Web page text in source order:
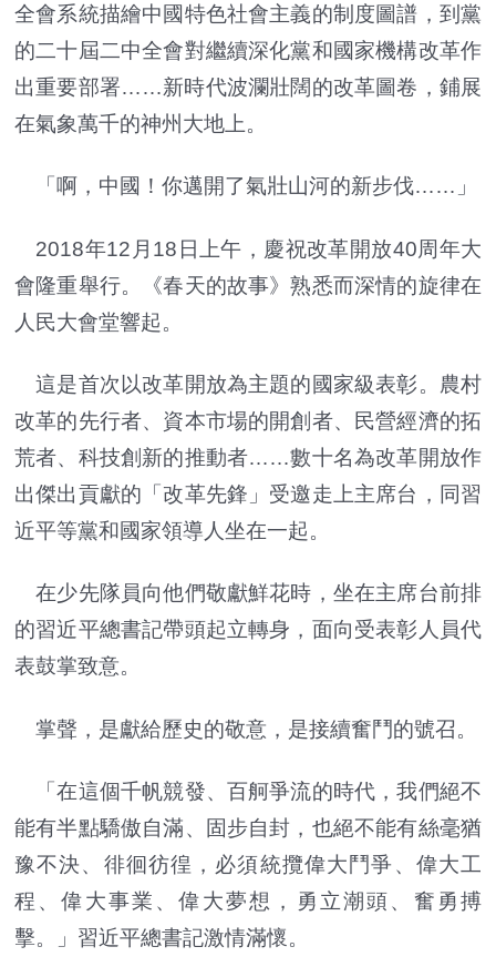
全會系統描繪中國特色社會主義的制度圖譜，到黨
的二十屆二中全會對繼續深化黨和國家機構改革作
出重要部署……新時代波瀾壯闊的改革圖卷，鋪展
在氣象萬千的神州大地上。
「啊，中國！你邁開了氣壯山河的新步伐……」
2018年12月18日上午，慶祝改革開放40周年大
會隆重舉行。《春天的故事》熟悉而深情的旋律在
人民大會堂響起。
這是首次以改革開放為主題的國家級表彰。農村
改革的先行者、資本市場的開創者、民營經濟的拓
荒者、科技創新的推動者……數十名為改革開放作
出傑出貢獻的「改革先鋒」受邀走上主席台，同習
近平等黨和國家領導人坐在一起。
在少先隊員向他們敬獻鮮花時，坐在主席台前排
的習近平總書記帶頭起立轉身，面向受表彰人員代
表鼓掌致意。
掌聲，是獻給歷史的敬意，是接續奮鬥的號召。
「在這個千帆競發、百舸爭流的時代，我們絕不
能有半點驕傲自滿、固步自封，也絕不能有絲毫猶
豫不決、徘徊彷徨，必須統攬偉大鬥爭、偉大工
程、偉大事業、偉大夢想，勇立潮頭、奮勇搏
擊。」習近平總書記激情滿懷。